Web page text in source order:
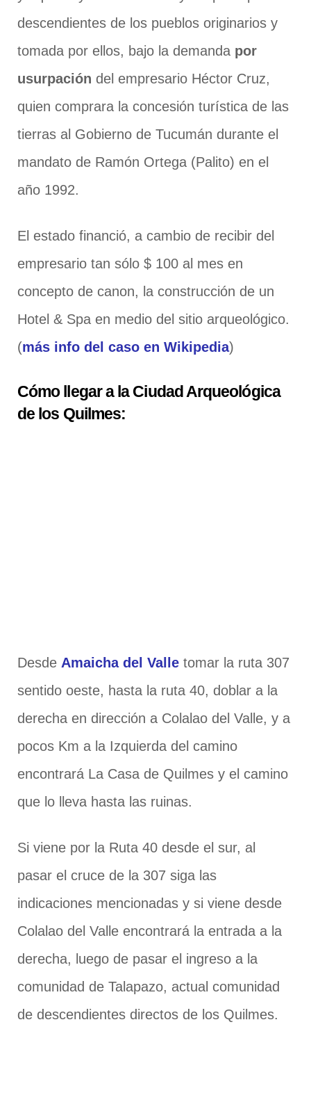
descendientes de los pueblos originarios y
tomada por ellos, bajo la demanda por
usurpación del empresario Héctor Cruz,
quien comprara la concesión turística de las
tierras al Gobierno de Tucumán durante el
mandato de Ramón Ortega (Palito) en el
año 1992.
El estado financió, a cambio de recibir del
empresario tan sólo $ 100 al mes en
concepto de canon, la construcción de un
Hotel & Spa en medio del sitio arqueológico.
(más info del caso en Wikipedia)
Cómo llegar a la Ciudad Arqueológica
de los Quilmes:
Desde Amaicha del Valle tomar la ruta 307
sentido oeste, hasta la ruta 40, doblar a la
derecha en dirección a Colalao del Valle, y a
pocos Km a la Izquierda del camino
encontrará La Casa de Quilmes y el camino
que lo lleva hasta las ruinas.
Si viene por la Ruta 40 desde el sur, al
pasar el cruce de la 307 siga las
indicaciones mencionadas y si viene desde
Colalao del Valle encontrará la entrada a la
derecha, luego de pasar el ingreso a la
comunidad de Talapazo, actual comunidad
de descendientes directos de los Quilmes.